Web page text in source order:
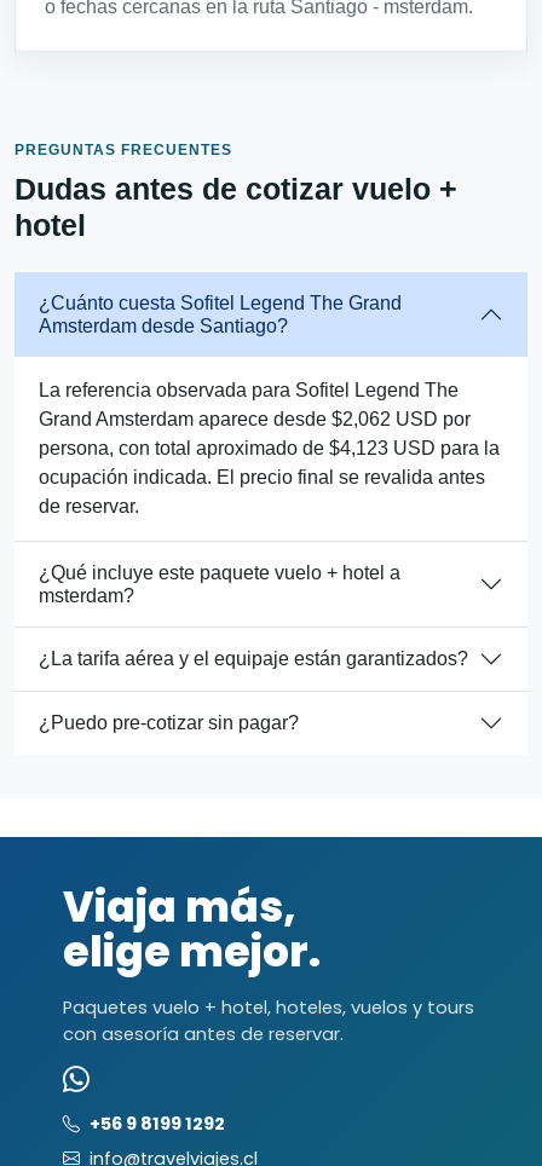
o fechas cercanas en la ruta Santiago - msterdam.
PREGUNTAS FRECUENTES
Dudas antes de cotizar vuelo +
hotel
¿Cuánto cuesta Sofitel Legend The Grand
Amsterdam desde Santiago?
La referencia observada para Sofitel Legend The
Grand Amsterdam aparece desde $2,062 USD por
persona, con total aproximado de $4,123 USD para la
ocupación indicada. El precio final se revalida antes
de reservar.
¿Qué incluye este paquete vuelo + hotel a
msterdam?
¿La tarifa aérea y el equipaje están garantizados?
¿Puedo pre-cotizar sin pagar?
Viaja más,
elige mejor.
Paquetes vuelo + hotel, hoteles, vuelos y tours
con asesoría antes de reservar.
+56 9 8199 1292
info@travelviajes.cl